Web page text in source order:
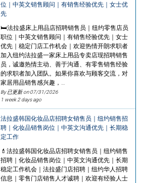
位｜中英文销售顾问｜有销售经验优先｜女士优
先
🛏️法拉盛床上用品店招聘销售员｜纽约零售店员
职位｜中英文销售顾问｜有销售经验优先｜女士
优先｜稳定门店工作机会｜欢迎热情开朗求职者
加入纽约法拉盛一家床上用品专卖店现招聘销售
员，诚邀热情主动、善于沟通、有零售销售经验
的求职者加入团队。如果你喜欢与顾客交流，对
家居用品销售感兴趣，…
By 已更新 on07/31/2026
1 week 2 days ago
法拉盛韩国化妆品店招聘女销售员｜纽约销售招
聘｜化妆品销售岗位｜中英文沟通优先｜长期稳
定工作
💄法拉盛韩国化妆品店招聘女销售员｜纽约销售
招聘｜化妆品销售岗位｜中英文沟通优先｜长期
稳定工作机会｜法拉盛门店招聘｜纽约华人招聘
信息｜零售门店销售人才诚聘｜欢迎有经验人士